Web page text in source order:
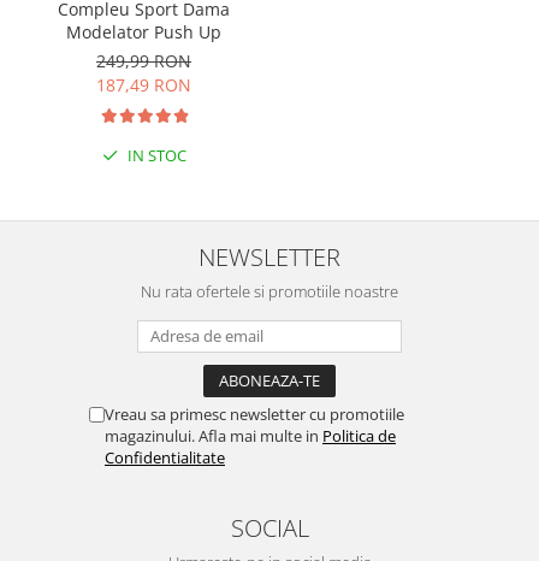
Compleu Sport Dama
Modelator Push Up
249,99 RON
187,49 RON
IN STOC
NEWSLETTER
Nu rata ofertele si promotiile noastre
Vreau sa primesc newsletter cu promotiile
magazinului. Afla mai multe in Politica de
Confidentialitate
SOCIAL